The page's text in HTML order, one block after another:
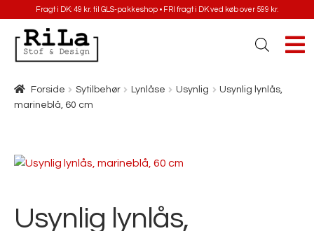
Fragt i DK: 49 kr. til GLS-pakkeshop • FRI fragt i DK ved køb over 599 kr.
Forside Sytilbehør Lynlåse Usynlig
Usynlig lynlås,
marineblå, 60 cm
Usynlig lynlås,